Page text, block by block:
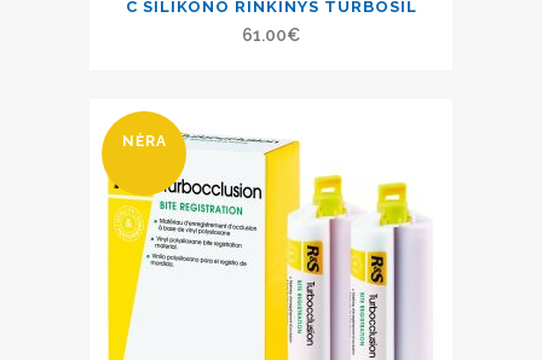
C SILIKONO RINKINYS TURBOSIL
61.00€
NĖRA